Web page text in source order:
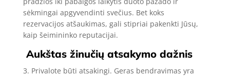
sėkmingai apgyvendinti svečius. Bet koks
rezervacijos atšaukimas, gali stipriai pakenkti Jūsų,
kaip šeimininko reputacijai.
Aukštas žinučių atsakymo dažnis
3. Privalote būti atsakingi. Geras bendravimas yra